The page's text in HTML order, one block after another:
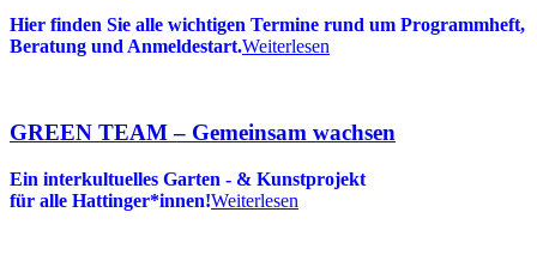
Hier finden Sie alle wichtigen Termine rund um Programmheft,
Beratung und Anmeldestart.Weiterlesen
GREEN TEAM – Gemeinsam wachsen
Ein interkultuelles Garten - & Kunstprojekt
für alle Hattinger*innen!Weiterlesen